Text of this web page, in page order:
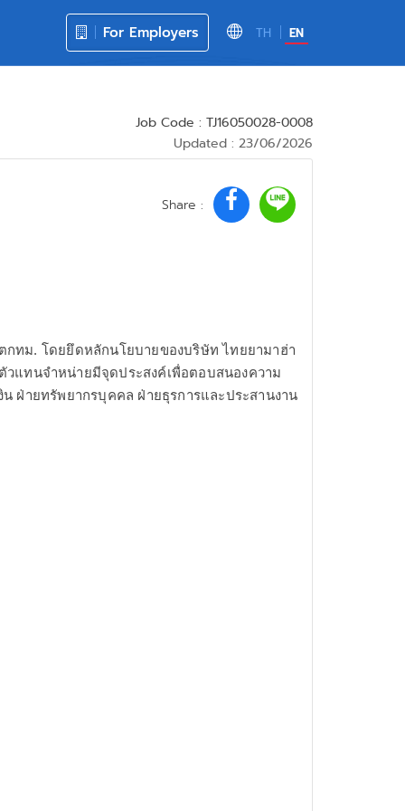
TH EN
For Employers
Job Code : TJ16050028-0008
Updated : 23/06/2026
Share :
กทม. โดยยึดหลักนโยบายของบริษัท ไทยยามาฮ่า
วแทนจำหน่ายมีจุดประสงค์เพื่อตอบสนองความ
ฝ่ายทรัพยากรบุคคล ฝ่ายธุรการและประสานงาน